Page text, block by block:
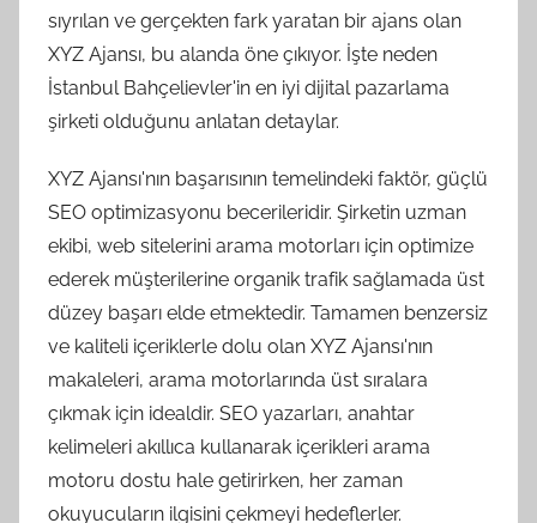
sıyrılan ve gerçekten fark yaratan bir ajans olan
XYZ Ajansı, bu alanda öne çıkıyor. İşte neden
İstanbul Bahçelievler'in en iyi dijital pazarlama
şirketi olduğunu anlatan detaylar.
XYZ Ajansı'nın başarısının temelindeki faktör, güçlü
SEO optimizasyonu becerileridir. Şirketin uzman
ekibi, web sitelerini arama motorları için optimize
ederek müşterilerine organik trafik sağlamada üst
düzey başarı elde etmektedir. Tamamen benzersiz
ve kaliteli içeriklerle dolu olan XYZ Ajansı'nın
makaleleri, arama motorlarında üst sıralara
çıkmak için idealdir. SEO yazarları, anahtar
kelimeleri akıllıca kullanarak içerikleri arama
motoru dostu hale getirirken, her zaman
okuyucuların ilgisini çekmeyi hedeflerler.